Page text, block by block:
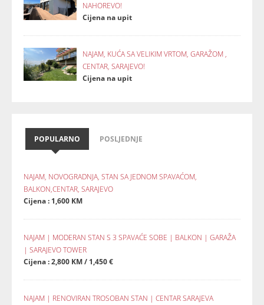
NAHOREVO!
Cijena na upit
NAJAM, KUĆA SA VELIKIM VRTOM, GARAŽOM ,
CENTAR, SARAJEVO!
Cijena na upit
POPULARNO POSLJEDNJE
NAJAM, NOVOGRADNJA, STAN SA JEDNOM SPAVAĆOM,
BALKON,CENTAR, SARAJEVO
Cijena : 1,600 KM
NAJAM | MODERAN STAN S 3 SPAVAĆE SOBE | BALKON | GARAŽA
| SARAJEVO TOWER
Cijena : 2,800 KM / 1,450 €
NAJAM | RENOVIRAN TROSOBAN STAN | CENTAR SARAJEVA